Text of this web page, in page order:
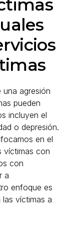
agresión
pueden
incluyen el
o depresión.
en el
víctimas con
con
a
enfoque es
víctimas a